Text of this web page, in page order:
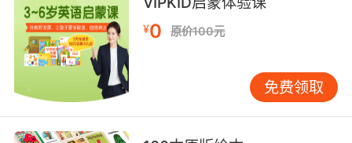
课程。这些课程通过精选例题、详细解析、反复
练习，帮助学生逐一攻克难关。同时，利用在线
平台的即时反馈功能，学生可以立即了解自己的
学习情况，及时调整学习策略。教育实践证明，
有针对性的强化训练是提高学习效率的有效途
径。 为了增强学习的趣味性和互动性，VIPKID还
引入了“语法挑战赛”、“同伴互评”等机制，让学生
¥0 原价100元
免费领取